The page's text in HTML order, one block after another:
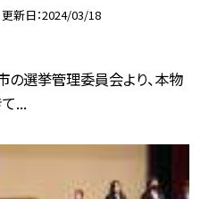
更新日 2024/03/18
選挙管理委員会より、本物
...